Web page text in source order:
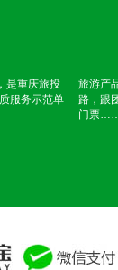
是重庆旅投
服务示范单
旅游产
路，跟
门票